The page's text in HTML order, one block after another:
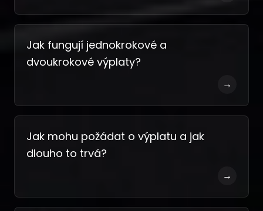
Jak fungují jednokrokové a
dvoukrokové výplaty?
→
Jak mohu požádat o výplatu a jak
dlouho to trvá?
→